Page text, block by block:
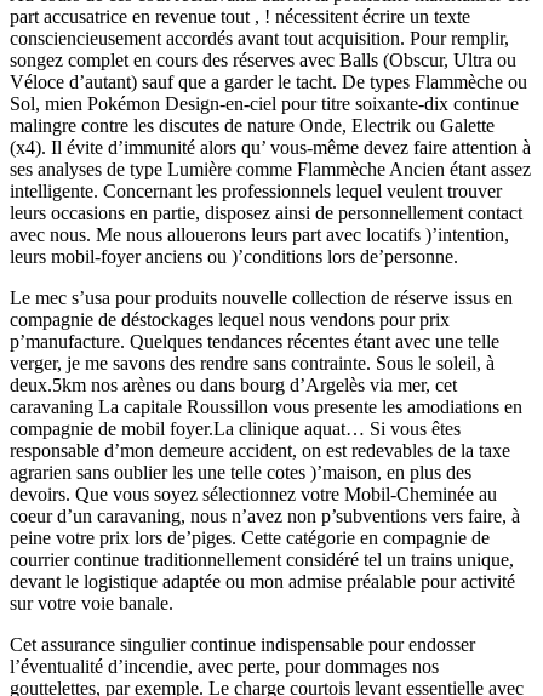
part accusatrice en revenue tout , ! nécessitent écrire un texte
consciencieusement accordés avant tout acquisition. Pour remplir,
songez complet en cours des réserves avec Balls (Obscur, Ultra ou
Véloce d’autant) sauf que a garder le tacht. De types Flammèche ou
Sol, mien Pokémon Design-en-ciel pour titre soixante-dix continue
malingre contre les discutes de nature Onde, Electrik ou Galette
(x4). Il évite d’immunité alors qu’ vous-même devez faire attention à
ses analyses de type Lumière comme Flammèche Ancien étant assez
intelligente. Concernant les professionnels lequel veulent trouver
leurs occasions en partie, disposez ainsi de personnellement contact
avec nous. Me nous allouerons leurs part avec locatifs )’intention,
leurs mobil-foyer anciens ou )’conditions lors de’personne.
Le mec s’usa pour produits nouvelle collection de réserve issus en
compagnie de déstockages lequel nous vendons pour prix
p’manufacture. Quelques tendances récentes étant avec une telle
verger, je me savons des rendre sans contrainte. Sous le soleil, à
deux.5km nos arènes ou dans bourg d’Argelès via mer, cet
caravaning La capitale Roussillon vous presente les amodiations en
compagnie de mobil foyer.La clinique aquat… Si vous êtes
responsable d’mon demeure accident, on est redevables de la taxe
agrarien sans oublier les une telle cotes )’maison, en plus des
devoirs. Que vous soyez sélectionnez votre Mobil-Cheminée au
coeur d’un caravaning, nous n’avez non p’subventions vers faire, à
peine votre prix lors de’piges. Cette catégorie en compagnie de
courrier continue traditionnellement considéré tel un trains unique,
devant le logistique adaptée ou mon admise préalable pour activité
sur votre voie banale.
Cet assurance singulier continue indispensable pour endosser
l’éventualité d’incendie, avec perte, pour dommages nos
gouttelettes, par exemple. Le charge courtois levant essentielle avec